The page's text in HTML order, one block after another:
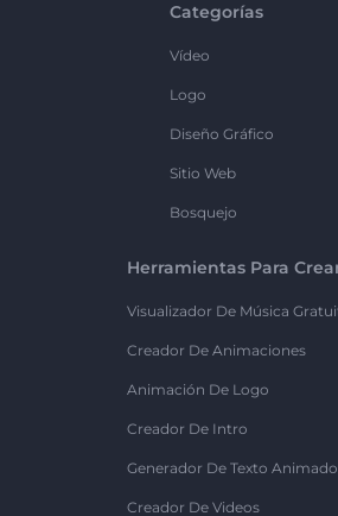
Categorías
Vídeo
Logo
Diseño Gráfico
Sitio Web
Bosquejo
Herramientas Para
Visualizador De Música
Creador De Animaciones
Animación De Logo
Creador De Intro
Generador De Texto Animado
Creador De Videos